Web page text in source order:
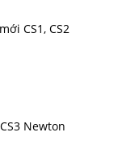
CS1, CS2
Newton